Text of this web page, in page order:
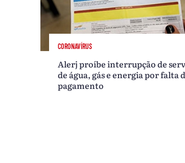
CORONAVÍRUS
Alerj proíbe interrupção de
de água, gás e energia por falta
pagamento